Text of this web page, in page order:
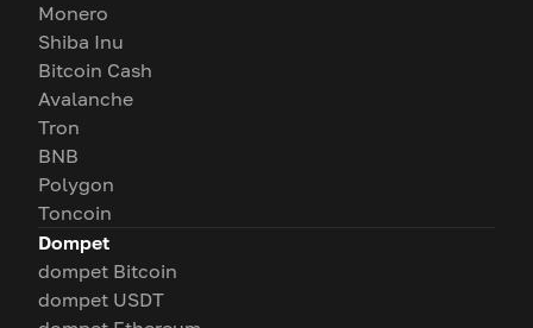
Monero
Shiba Inu
Bitcoin Cash
Avalanche
Tron
BNB
Polygon
Toncoin
Dompet
dompet Bitcoin
dompet USDT